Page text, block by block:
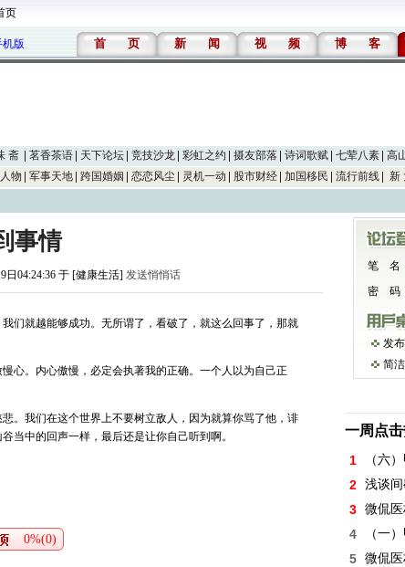
页
机版 首 页 新 闻 视 频 博 客
斋 茗香茶语 天下论坛 竞技沙龙 彩虹之约 摄友部落 诗词歌赋 七荤八素 高
物
军事天地 跨国婚姻 恋恋风尘 灵机一动 股市财经 加国移民 流行前线 新
事情
日04:24:36 于 [健康生活] 发送悄悄话
们就越能够成功。无所谓了，看破了，就这么回事了，那就
心。内心傲慢，必定会执著我的正确。一个人以为自己正
。我们在这个世界上不要树立敌人，因为就算你骂了他，诽
当中的回声一样，最后还是让你自己听到啊。
0%(0)
笔 名
密 码
发
简
一周点
1 （六
2 浅谈间
3 微侃医
4 （一
5 微侃